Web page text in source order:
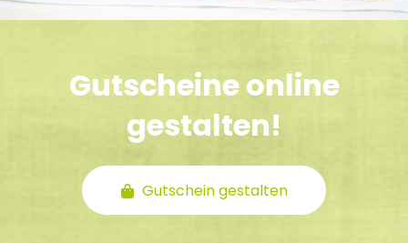
Gutscheine online
gestalten!
Gutschein gestalten